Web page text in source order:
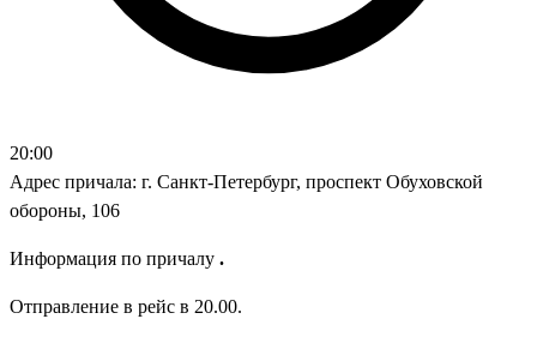
20:00
Адрес причала: г. Санкт-Петербург, проспект Обуховской
обороны, 106
Информация по причалу .
Отправление в рейс в 20.00.